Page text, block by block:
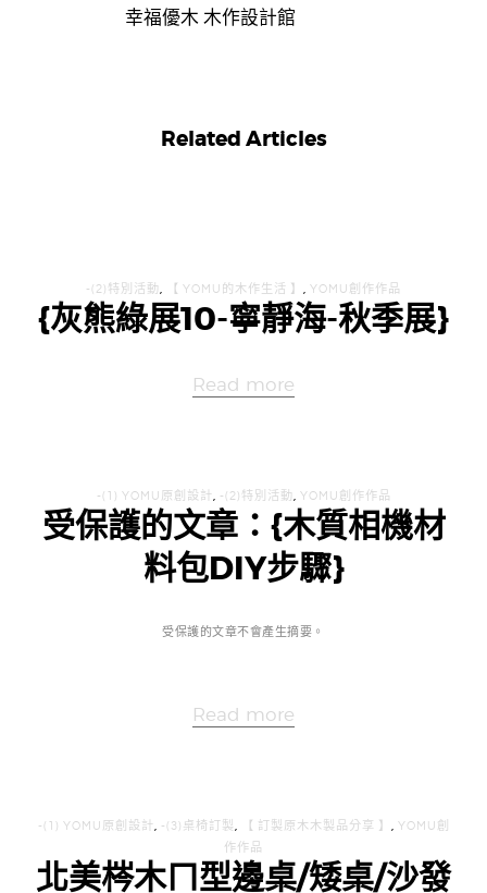
幸福優木 木作設計館
Related Articles
-(2)特別活動, 【 YOMU的木作生活 】 , YOMU創作作品
{灰熊綠展10-寧靜海-秋季展}
Read more
-(1) YOMU原創設計, -(2)特別活動, YOMU創作作品
受保護的文章：{木質相機材
料包DIY步驟}
受保護的文章不會產生摘要。
Read more
-(1) YOMU原創設計, -(3)桌椅訂製, 【 訂製原木木製品分享 】 , YOMU創
作作品
北美梣木ㄇ型邊桌/矮桌/沙發